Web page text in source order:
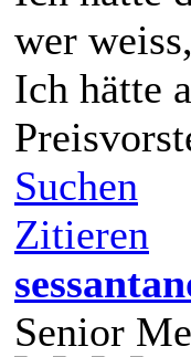
wer
Ich hätte
Suchen
Zitieren
Senior